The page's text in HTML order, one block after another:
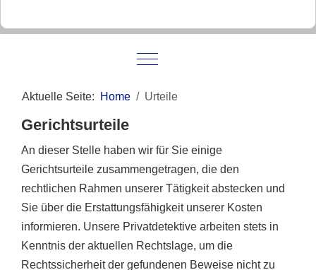
Mobile Menu Toggle
Aktuelle Seite: Home Urteile
Gerichtsurteile
An dieser Stelle haben wir für Sie einige
Gerichtsurteile zusammengetragen, die den
rechtlichen Rahmen unserer Tätigkeit abstecken und
Sie über die Erstattungsfähigkeit unserer Kosten
informieren. Unsere Privatdetektive arbeiten stets in
Kenntnis der aktuellen Rechtslage, um die
Rechtssicherheit der gefundenen Beweise nicht zu